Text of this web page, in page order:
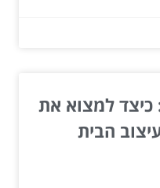
כיצד למצוא את
הבית